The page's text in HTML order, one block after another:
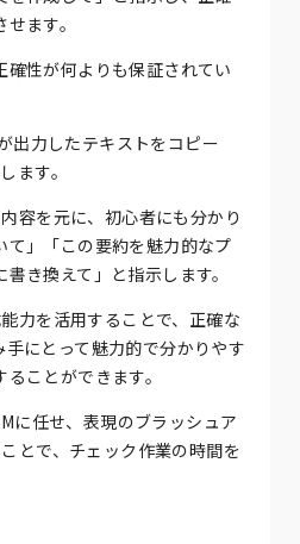
ます。
確性が何よりも保証されてい
力したテキストをコピー
ます。
容を元に、初心者にも分かり
て」「この要約を魅力的なプ
き換えて」と指示します。
力を活用することで、正確な
にとって魅力的で分かりやす
ことができます。
任せ、表現のブラッシュア
とで、チェック作業の時間を